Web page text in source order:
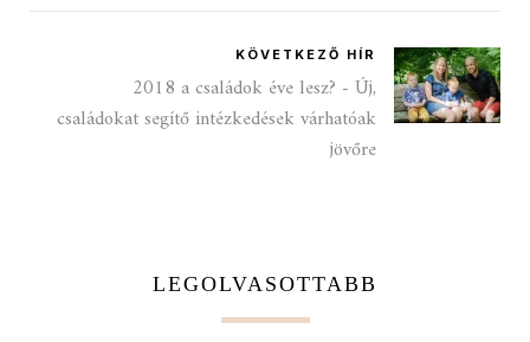
KÖVETKEZŐ HÍR
2018 a családok éve lesz? - Új,
családokat segítő intézkedések várhatóak
jövőre
LEGOLVASOTTABB